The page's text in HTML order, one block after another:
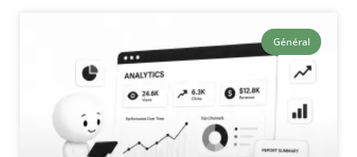
Général